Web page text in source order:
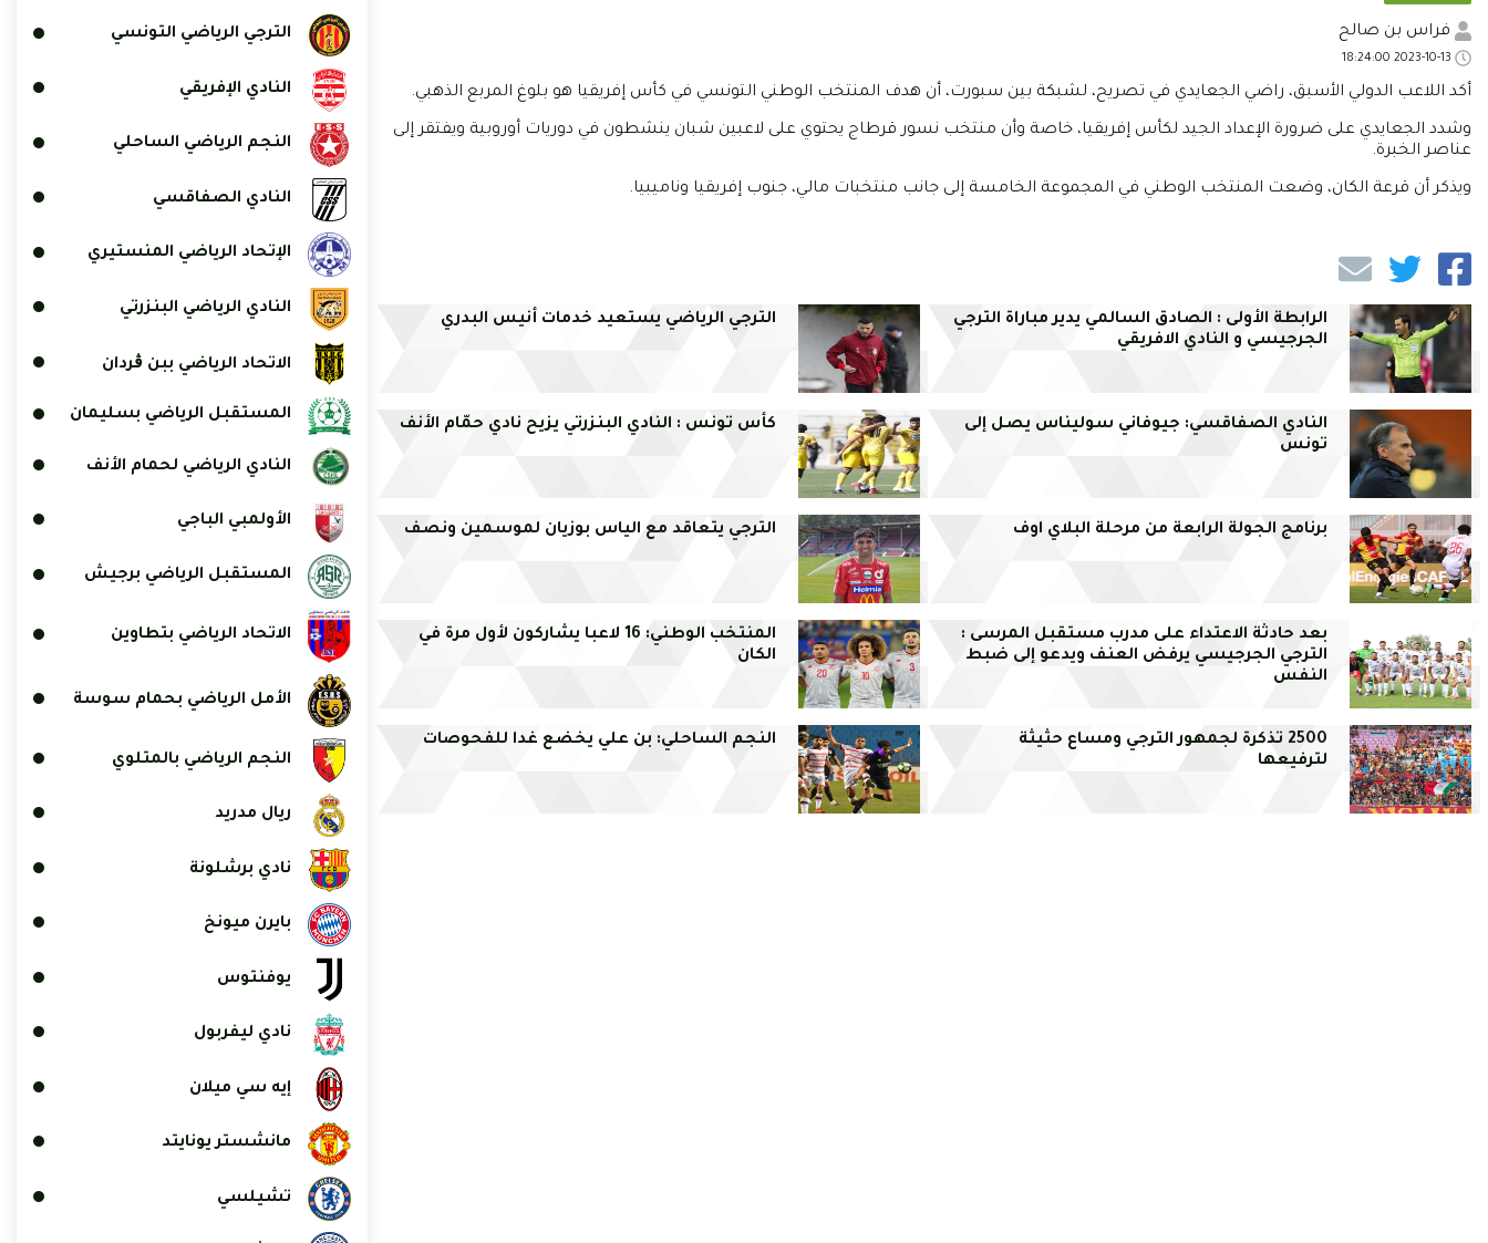
فراس بن صالح
أكد اللاعب الدولي الأسبق، راضي الجعايدي في تصريح، لشبكة بين سبورت، أن هدف المنتخب الوطني التونسي في كأس إفريقيا هو بلوغ المربع الذهبي.
وشدد الجعايدي على ضرورة الإعداد الجيد لكأس إفريقيا، خاصة وأن منتخب نسور قرطاج يحتوي على لاعبين شبان ينشطون في دوريات أوروبية ويفتقر إلى
عناصر الخبرة.
ويذكر أن قرعة الكان، وضعت المنتخب الوطني في المجموعة الخامسة إلى جانب منتخبات مالي، جنوب إفريقيا وناميبيا.
الرابطة الأولى : الصادق السالمي يدير مباراة الترجي
الجرجيسي و النادي الافريقي
الترجي الرياضي يستعيد خدمات أنيس البدري
النادي الصفاقسي: جيوفاني سوليناس يصل إلى
تونس
كأس تونس : النادي البنزرتي يزيح نادي حمّام الأنف
برنامج الجولة الرابعة من مرحلة البلاي اوف الترجي يتعاقد مع الياس بوزيان لموسمين ونصف
بعد حادثة الاعتداء على مدرب مستقبل المرسى :
الترجي الجرجيسي يرفض العنف ويدعو إلى ضبط
النفس
المنتخب الوطني: 16 لاعبا يشاركون لأول مرة في
الكان
2500 تذكرة لجمهور الترجي ومساع حثيثة
لترفيعها
النجم الساحلي: بن علي يخضع غدا للفحوصات
الترجي الرياضي التونسي
النادي الإفريقي
النجم الرياضي الساحلي
النادي الصفاقسي
الإتحاد الرياضي المنستيري
النادي الرياضي البنزرتي
الاتحاد الرياضي ببن ڨردان
المستقبل الرياضي بسليمان
النادي الرياضي لحمام الأنف
الأولمبي الباجي
المستقبل الرياضي برجيش
الاتحاد الرياضي بتطاوين
الأمل الرياضي بحمام سوسة
النجم الرياضي بالمتلوي
ريال مدريد
نادي برشلونة
بايرن ميونخ
يوفنتوس
نادي ليفربول
إيه سي ميلان
مانشستر يونايتد
تشيلسي